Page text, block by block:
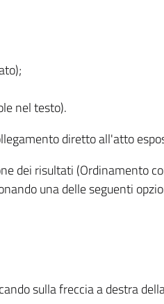
nel testo).
diretto all'atto
dei risultati (Ordinamento
una delle seguenti
sulla freccia a destra